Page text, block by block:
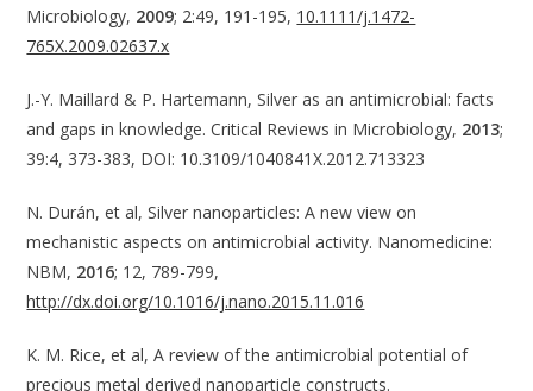
Microbiology, 2009; 2:49, 191-195, 10.1111/j.1472-
765X.2009.02637.x
J.-Y. Maillard & P. Hartemann, Silver as an antimicrobial: facts
and gaps in knowledge. Critical Reviews in Microbiology, 2013;
39:4, 373-383, DOI: 10.3109/1040841X.2012.713323
N. Durán, et al, Silver nanoparticles: A new view on
mechanistic aspects on antimicrobial activity. Nanomedicine:
NBM, 2016; 12, 789-799,
http://dx.doi.org/10.1016/j.nano.2015.11.016
K. M. Rice, et al, A review of the antimicrobial potential of
precious metal derived nanoparticle constructs.